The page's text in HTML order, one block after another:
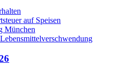
auf Speisen
München